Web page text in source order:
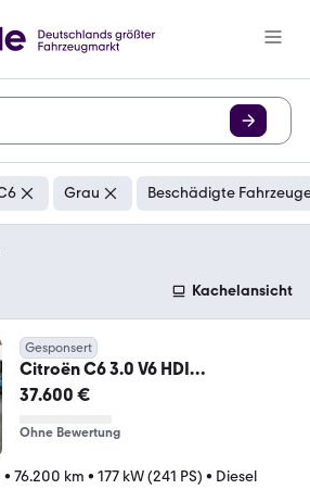
Grau Beschädigte
Kachelansicht
Gesponsert
Citroën C6 3.0 V6 HDI
240*Biturbo*Stdheizung,Leder,AH
37.600 €
Ohne Bewertung
• 76.200 km • 177 kW (241 PS) • Diesel